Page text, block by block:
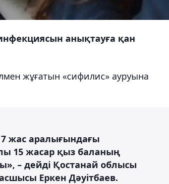
анықтауға қан
жұғатын «сифилис» ауруына
жас аралығындағы
15 жасар қыз баланың
– дейді Қостанай облысы
Еркен Дәуітбаев.